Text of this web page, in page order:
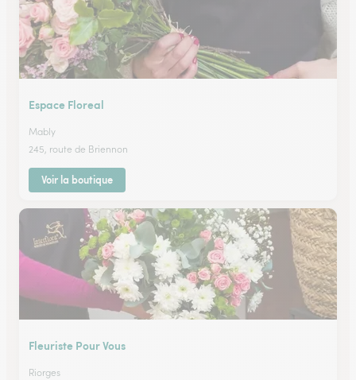
Espace Floreal
Mably
245, route de Briennon
Voir la boutique
Fleuriste Pour Vous
Riorges